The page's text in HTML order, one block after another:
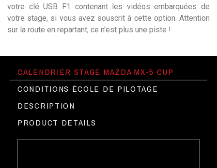
votre clé USB F1 contenant les vidéos embarquées de
votre stage, si vous avez souscrit à cette option. Attention
sur la route en repartant, ce n'est plus une piste !
CALENDRIER STAGE MAZDA MX-5 CUP
CONDITIONS ÉCOLE DE PILOTAGE
DESCRIPTION
PRODUCT DETAILS